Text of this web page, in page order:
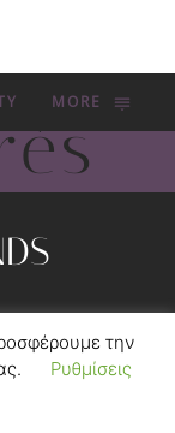
MORE
FORGEDSOFT™
την
Ρυθμίσεις